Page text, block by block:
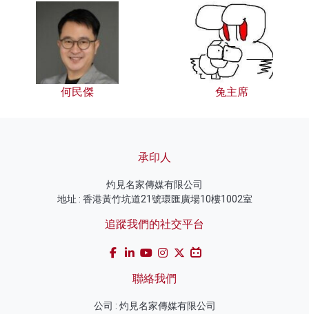
何民傑 兔主席
承印人
灼見名家傳媒有限公司
地址 : 香港黃竹坑道21號環匯廣場10樓1002室
追蹤我們的社交平台
聯絡我們
公司 : 灼見名家傳媒有限公司